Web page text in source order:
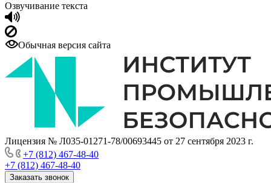
Озвучивание текста
Обычная версия сайта
Лицензия № Л035-01271-78/00693445 от 27 сентября 2023 г.
+7 (812) 467-48-40
+7 (812) 467-48-40
Заказать звонок